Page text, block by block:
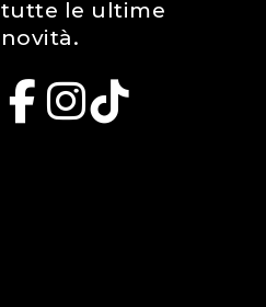
tutte le ultime
novità.